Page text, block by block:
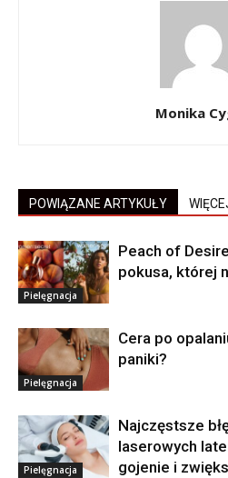
Monika
POWIĄZANE ARTYKUŁY
Pielęgnacja
Peach of
pokusa, której
Pielęgnacja
Cera po
paniki?
Pielęgnacja
Najczęstsze
laserowych
gojenie i